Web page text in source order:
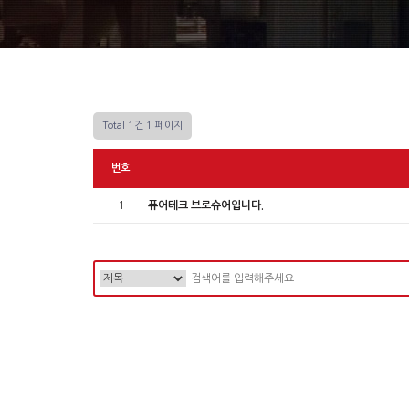
Total 1건 1 페이지
번호
1 퓨어테크 브로슈어입니다.